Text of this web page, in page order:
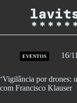
EVENTOS 16/
‘Vigilância por drones:
com Francisco Klauser